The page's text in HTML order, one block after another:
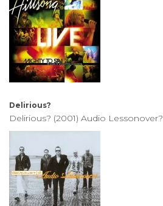
Delirious?
Delirious? (2001) Audio Lessonover?